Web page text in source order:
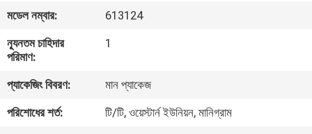
কারখানা
পরিদর্শন
গুণমান
নিয়ন্ত্রণ
মডেল নম্বার:
613124
ন্যূনতম চাহিদার
পরিমাণ:
1
প্যাকেজিং বিবরণ:
মান প্যাকেজ
পরিশোধের শর্ত:
টি/টি, ওয়েস্টার্ন ইউনিয়ন, মানিগ্রাম